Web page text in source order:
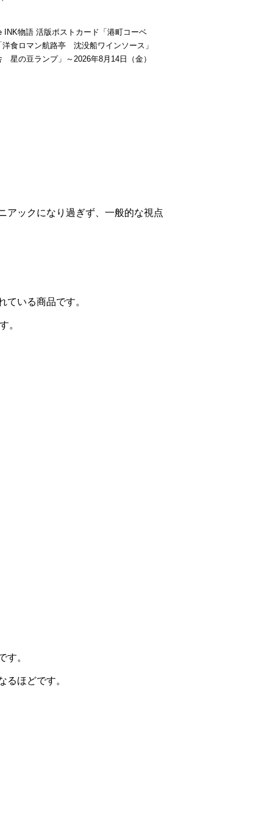
INK物語 活版ポストカード「港町コーベ
洋食ロマン航路亭 沈没船ワインソース」
星の豆ランプ」～2026年8月14日（金）
アックになり過ぎず、一般的な視点
いる商品です。
。
す。
ほどです。